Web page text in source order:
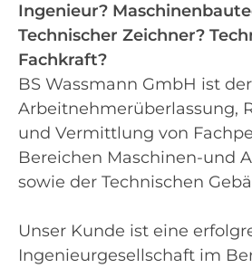
Ingenieur?
Technischer Zeichner?
Fachkraft?
BS Wassmann GmbH ist
Arbeitnehmerüberlassung,
und Vermittlung von
Bereichen Maschinen-und
sowie der Technischen
Unser Kunde ist eine
Ingenieurgesellschaft im